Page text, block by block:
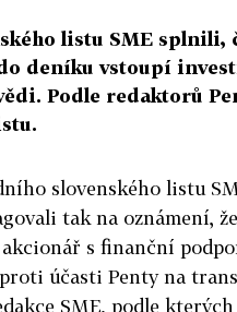
listu SME splnili,
deníku vstoupí
Podle redaktorů
slovenského listu
tak na oznámení,
s finanční
účasti Penty na
SME, podle